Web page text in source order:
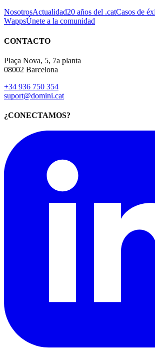
NosotrosActualidad20 años del .catCasos de
WappsÚnete a la comunidad
CONTACTO
Plaça Nova, 5, 7a planta
08002 Barcelona
+34 936 750 354
suport@domini.cat
¿CONECTAMOS?